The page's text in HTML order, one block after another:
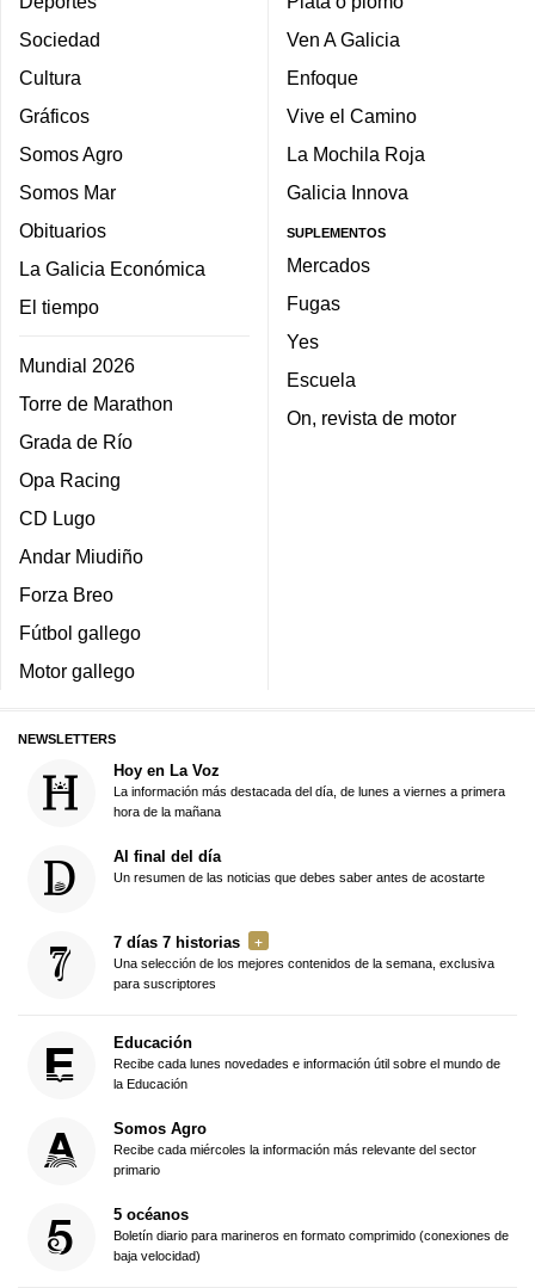
Sociedad
Cultura
Gráficos
Somos Agro
Somos Mar
Obituarios
La Galicia Económica
El tiempo
Mundial 2026
Torre de Marathon
Grada de Río
Opa Racing
CD Lugo
Andar Miudiño
Forza Breo
Fútbol gallego
Motor gallego
Ven A Galicia
Enfoque
Vive el Camino
La Mochila Roja
Galicia Innova
SUPLEMENTOS
Mercados
Fugas
Yes
Escuela
On, revista de motor
NEWSLETTERS
Hoy en La Voz
La información más destacada del día, de lunes a viernes a primera
hora de la mañana
Al final del día
Un resumen de las noticias que debes saber antes de acostarte
7 días 7 historias
Una selección de los mejores contenidos de la semana, exclusiva
para suscriptores
Educación
Recibe cada lunes novedades e información útil sobre el mundo de
la Educación
Somos Agro
Recibe cada miércoles la información más relevante del sector
primario
5 océanos
Boletín diario para marineros en formato comprimido (conexiones de
baja velocidad)